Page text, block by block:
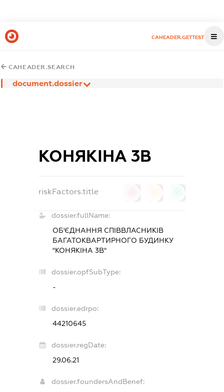
CAHEADER.GETTEST
CAHEADER.SEARCH
document.dossier
КОНЯКІНА 3В
riskFactors.title
dossier.fullName:
ОБ'ЄДНАННЯ СПІВВЛАСНИКІВ
БАГАТОКВАРТИРНОГО БУДИНКУ
"КОНЯКІНА 3В"
dossier.opfSubType:
-
dossier.edrpo:
44210645
dossier.regDate:
29.06.21
dossier.foundersAndBenef: